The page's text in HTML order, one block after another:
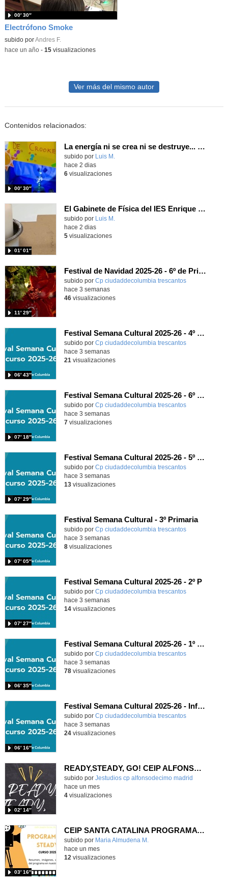
Electrófono Smoke
subido porAndres F.
00′ 30″
-hace un año- 15visualizaciones
Ver más del mismo autor
Contenidos relacionados:
La energía ni se crea ni se destruye... ¡se experimenta! El Tierno en la Feria Madrid es Ciencia 2026
Contenido educativo.
subido por Luis M.
00′ 30″
hace 2 dias
6visualizaciones
El Gabinete de Física del IES Enrique Tierno Galván de Parla (Curso 25-26)
Contenido educativo.
subido por Luis M.
01′ 01″
hace 2 dias
5visualizaciones
Festival de Navidad 2025-26 - 6º de Primaria
subido por Cp ciudaddecolumbia trescantos
11′ 29″
-
hace 3 semanas
46visualizaciones
Festival Semana Cultural 2025-26 - 4º de Primaria
subido por Cp ciudaddecolumbia trescantos
06′ 43″
-
hace 3 semanas
21 visualizaciones
Festival Semana Cultural 2025-26 - 6º de Primaria
subido por Cp ciudaddecolumbia trescantos
07′ 18″
-
hace 3 semanas
7visualizaciones
Festival Semana Cultural 2025-26 - 5º de Primaria
subido por Cp ciudaddecolumbia trescantos
07′ 29″
-
hace 3 semanas
13visualizaciones
Festival Semana Cultural - 3º Primaria
subido por Cp ciudaddecolumbia trescantos
07′ 05″
-
hace 3 semanas
8visualizaciones
Festival Semana Cultural 2025-26 - 2º P
subido por Cp ciudaddecolumbia trescantos
07′ 27″
-
hace 3 semanas
14visualizaciones
Festival Semana Cultural 2025-26 - 1º Primaria
subido por Cp ciudaddecolumbia trescantos
06′ 35″
-
hace 3 semanas
78visualizaciones
Festival Semana Cultural 2025-26 - Infantil
subido por Cp ciudaddecolumbia trescantos
06′ 16″
-
hace 3 semanas
24visualizaciones
READY,STEADY, GO! CEIP ALFONSO X EL SABIO
Contenido educativo.
subido por Jestudios cp alfonsodecimo madrid
02′ 14″
hace un mes
4visualizaciones
CEIP SANTA CATALINA PROGRAMA READY, STEADY, GO! 2025-26
Contenido educativo.
subido por Maria Almudena M.
03′ 16″
hace un mes
12 visualizaciones